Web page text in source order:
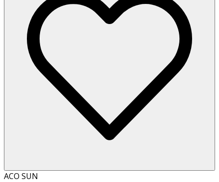
ACO SUN